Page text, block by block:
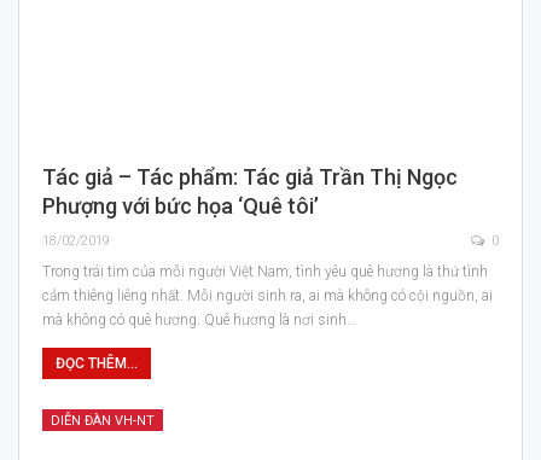
Tác giả – Tác phẩm: Tác giả Trần Thị Ngọc
Phượng với bức họa ‘Quê tôi’
18/02/2019 0
Trong trái tim của mỗi người Việt Nam, tình yêu quê hương là thứ tình
cảm thiêng liêng nhất. Mỗi người sinh ra, ai mà không có cội nguồn, ai
mà không có quê hương. Quê hương là nơi sinh…
ĐỌC THÊM...
DIỄN ĐÀN VH-NT